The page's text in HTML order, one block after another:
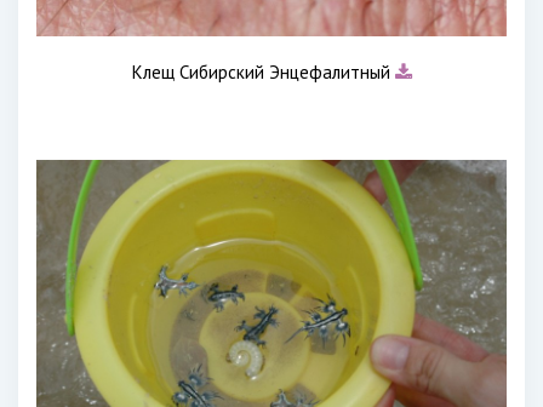
Клещ Сибирский Энцефалитный